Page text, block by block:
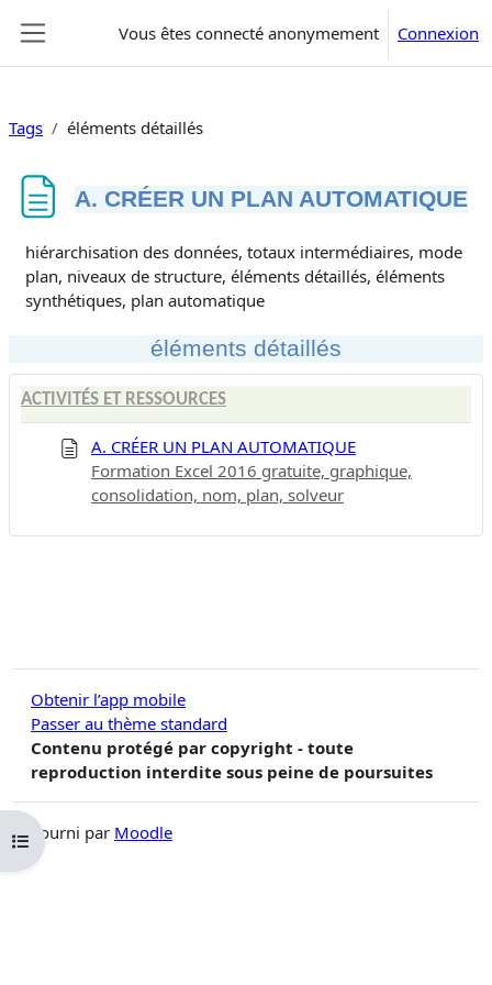
Vous êtes connecté anonymement Connexion
Ouvrir l’index du cours
Tags éléments détaillés
A. CRÉER UN PLAN AUTOMATIQUE
Conditions d’achèvement
hiérarchisation des données, totaux intermédiaires, mode
plan, niveaux de structure, éléments détaillés, éléments
synthétiques, plan automatique
éléments détaillés
ACTIVITÉS ET RESSOURCES
A. CRÉER UN PLAN AUTOMATIQUE
Formation Excel 2016 gratuite, graphique,
consolidation, nom, plan, solveur
Obtenir l’app mobile
Passer au thème standard
Contenu protégé par copyright - toute
reproduction interdite sous peine de poursuites
Fourni par Moodle